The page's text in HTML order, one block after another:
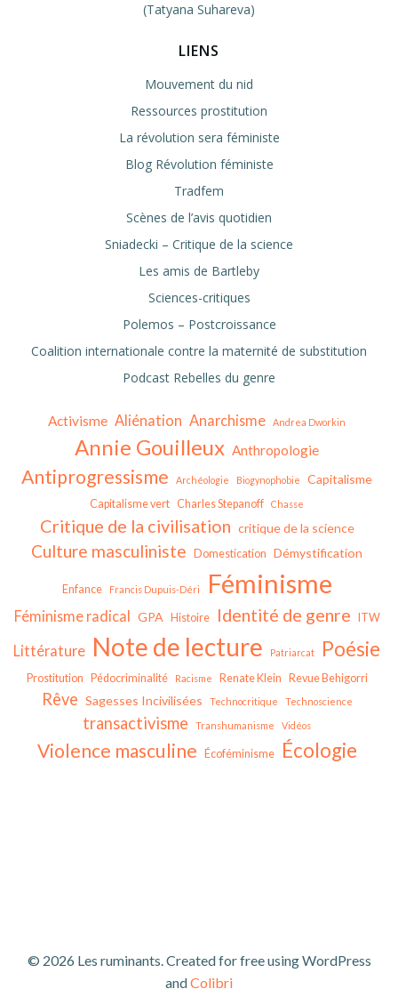
(Tatyana Suhareva)
LIENS
Mouvement du nid
Ressources prostitution
La révolution sera féministe
Blog Révolution féministe
Tradfem
Scènes de l’avis quotidien
Sniadecki – Critique de la science
Les amis de Bartleby
Sciences-critiques
Polemos – Postcroissance
Coalition internationale contre la maternité de substitution
Podcast Rebelles du genre
Activisme Aliénation Anarchisme Andrea Dworkin
Annie Gouilleux Anthropologie
Antiprogressisme Archéologie Biogynophobie Capitalisme
Capitalisme vert Charles Stepanoff Chasse
Critique de la civilisation critique de la science
Culture masculiniste Domestication Démystification
Enfance Francis Dupuis-Déri Féminisme
Féminisme radical GPA Histoire Identité de genre ITW
Littérature Note de lecture Patriarcat Poésie
Prostitution Pédocriminalité Racisme Renate Klein Revue Behigorri
Rêve Sagesses Incivilisées Technocritique Technoscience
transactivisme Transhumanisme Vidéos
Violence masculine Écoféminisme Écologie
© 2026 Les ruminants. Created for free using WordPress
andColibri